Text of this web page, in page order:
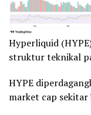
Hyperliquid
struktur teknikal
HYPE
market cap sekitar